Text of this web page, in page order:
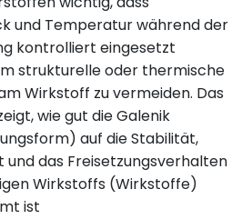
und Temperatur während der
kontrolliert eingesetzt
strukturelle oder thermische
Wirkstoff zu vermeiden. Das
wie gut die Galenik
auf die Stabilität,
und das Freisetzungsverhalten
Wirkstoffs (Wirkstoffe)
ist